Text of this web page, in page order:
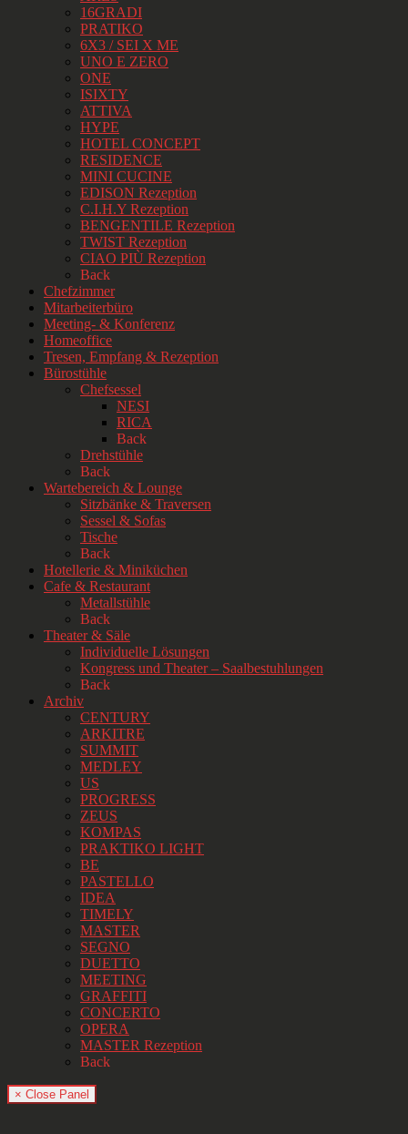
16GRADI
PRATIKO
6X3 / SEI X ME
UNO E ZERO
ONE
ISIXTY
ATTIVA
HYPE
HOTEL CONCEPT
RESIDENCE
MINI CUCINE
EDISON Rezeption
C.I.H.Y Rezeption
BENGENTILE Rezeption
TWIST Rezeption
CIAO PIÙ Rezeption
Back
Chefzimmer
Mitarbeiterbüro
Meeting- & Konferenz
Homeoffice
Tresen, Empfang & Rezeption
Bürostühle
Chefsessel
NESI
RICA
Back
Drehstühle
Back
Wartebereich & Lounge
Sitzbänke & Traversen
Sessel & Sofas
Tische
Back
Hotellerie & Miniküchen
Cafe & Restaurant
Metallstühle
Back
Theater & Säle
Individuelle Lösungen
Kongress und Theater – Saalbestuhlungen
Back
Archiv
CENTURY
ARKITRE
SUMMIT
MEDLEY
US
PROGRESS
ZEUS
KOMPAS
PRAKTIKO LIGHT
BE
PASTELLO
IDEA
TIMELY
MASTER
SEGNO
DUETTO
MEETING
GRAFFITI
CONCERTO
OPERA
MASTER Rezeption
Back
× Close Panel